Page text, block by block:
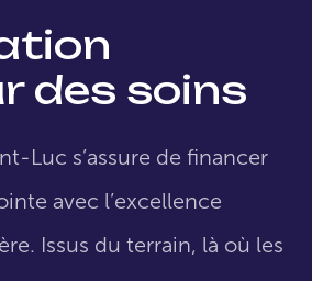
des soins
Luc s’assure de financer
avec l’excellence
Issus du terrain, là où les